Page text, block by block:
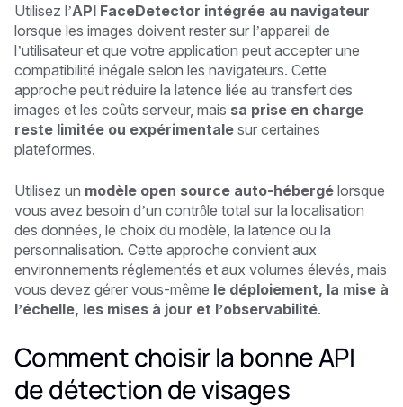
Utilisez l’API FaceDetector intégrée au navigateur
lorsque les images doivent rester sur l’appareil de
l’utilisateur et que votre application peut accepter une
compatibilité inégale selon les navigateurs. Cette
approche peut réduire la latence liée au transfert des
images et les coûts serveur, mais sa prise en charge
reste limitée ou expérimentale sur certaines
plateformes.
Utilisez un modèle open source auto-hébergé lorsque
vous avez besoin d’un contrôle total sur la localisation
des données, le choix du modèle, la latence ou la
personnalisation. Cette approche convient aux
environnements réglementés et aux volumes élevés, mais
vous devez gérer vous-même le déploiement, la mise à
l’échelle, les mises à jour et l’observabilité.
Comment choisir la bonne API
de détection de visages